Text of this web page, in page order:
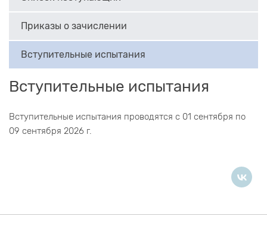
Приказы о зачислении
Вступительные испытания
Вступительные испытания
Вступительные испытания проводятся с 01 сентября по
09 сентября 2026 г.